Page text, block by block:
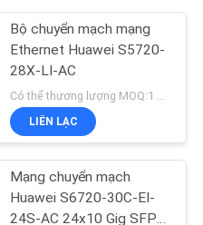
Bộ chuyển mạch mạng
Ethernet Huawei S5720-
28X-LI-AC
LIÊN LẠC
Mạng chuyển mạch
Huawei S6720-30C-EI-
24S-AC 24x10 Gig SFP +